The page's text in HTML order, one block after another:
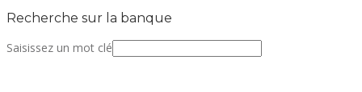
Recherche sur la banque
Saisissez un mot clé